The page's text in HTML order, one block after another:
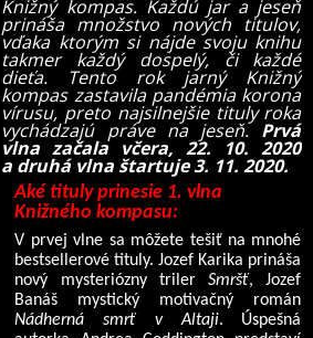
Knižný kompas. Každú jar a jeseň
prináša množstvo nových titulov,
vďaka ktorým si nájde svoju knihu
takmer každý dospelý, či každé
dieťa. Tento rok jarný Knižný
kompas zastavila pandémia korona
vírusu, preto najsilnejšie tituly roka
vychádzajú práve na jeseň. Prvá
vlna začala včera, 22. 10. 2020
a druhá vlna štartuje 3. 11. 2020.
Aké tituly prinesie 1. vlna
Knižného kompasu:
V prvej vlne sa môžete tešiť na mnohé
bestsellerové tituly. Jozef Karika prináša
nový mysteriózny trilerSmršť, Jozef
Banáš mystický motivačný román
Nádherná smrť v Altaji. Úspešná